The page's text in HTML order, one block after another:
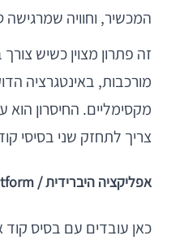
המכשיר, וחוויה
זה פתרון מצוין כשיש
מורכבות, באינטגרציה
מקסימליים. החיסרון הוא
צריך לתחזק שני בסיסי
אפליקציה היברידית / Cross-Platform